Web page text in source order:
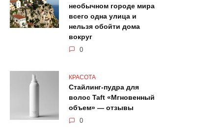
необычном городе мира
всего одна улица и
нельзя обойти дома
вокруг
0
КРАСОТА
Стайлинг-пудра для
волос Taft «Мгновенный
объем» — отзывы
0